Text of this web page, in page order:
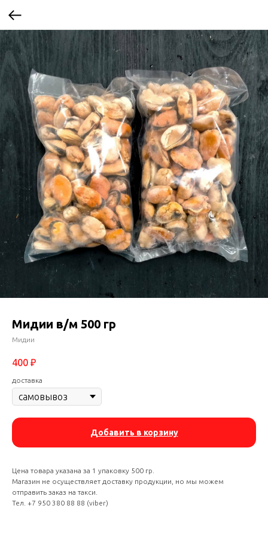
Мидии в/м 500 гр
Мидии
400 ₽
доставка
Добавить в корзину
Цена товара указана за 1 упаковку 500 гр.
Магазин не осуществляет доставку продукции, но мы можем
отправить заказ на такси.
Тел. +7 950 380 88 88 (viber)